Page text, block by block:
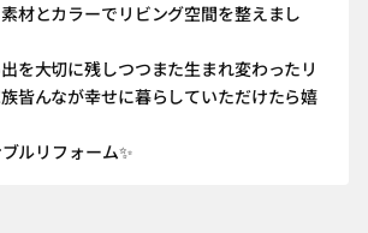
材とカラーでリビング空間を整えまし
を大切に残しつつまた生まれ変わったリ
皆んなが幸せに暮らしていただけたら嬉
ルリフォーム✨